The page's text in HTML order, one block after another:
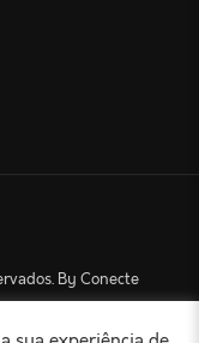
By Conecte